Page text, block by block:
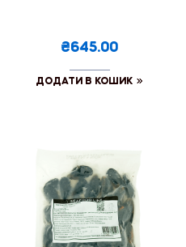
₴645.00
ДОДАТИ В КОШИК